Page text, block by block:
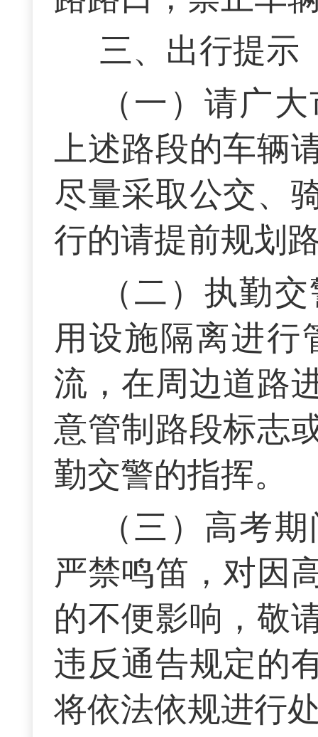
三、出行提示
（一）请广
上述路段的车辆
尽量采取公交、
行的请提前规划
（二）执勤
用设施隔离进行
流，在周边道路
意管制路段标志
勤交警的指挥。
（三）高考
严禁鸣笛，对因
的不便影响，敬
违反通告规定的
将依法依规进行